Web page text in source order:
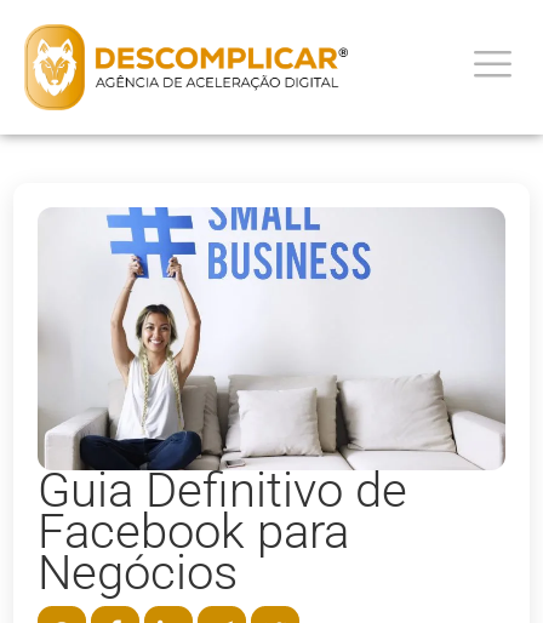
Guia Definitivo de
Facebook para
Negócios